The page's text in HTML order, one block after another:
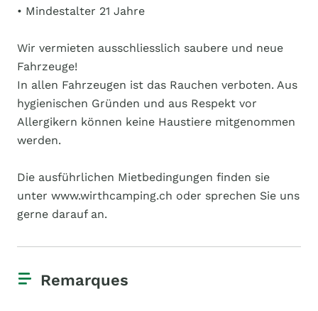
• Mindestalter 21 Jahre
Wir vermieten ausschliesslich saubere und neue
Fahrzeuge!
In allen Fahrzeugen ist das Rauchen verboten. Aus
hygienischen Gründen und aus Respekt vor
Allergikern können keine Haustiere mitgenommen
werden.
Die ausführlichen Mietbedingungen finden sie
unter www.wirthcamping.ch oder sprechen Sie uns
gerne darauf an.
Remarques